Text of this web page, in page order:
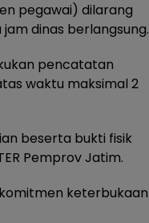
pegawai) dilarang
dinas berlangsung.
pencatatan
waktu maksimal 2
beserta bukti fisik
Pemprov Jatim.
keterbukaan